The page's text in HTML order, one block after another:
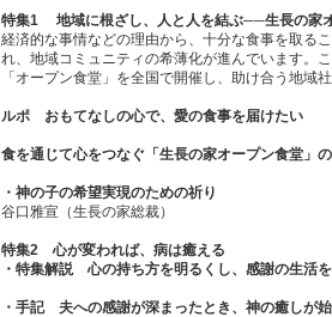
特集1 地域に根ざし、人と人を結ぶ──生長の家
経済的な事情などの理由から、十分な食事を取る
れ、地域コミュニティの希薄化が進んでいます。
「オープン食堂」を全国で開催し、助け合う地域
ルポ おもてなしの心で、愛の食事を届けたい
食を通じて心をつなぐ「生長の家オープン食堂」
・神の子の希望実現のための祈り
谷口雅宣（生長の家総裁）
特集2 心が変われば、病は癒える
・特集解説 心の持ち方を明るくし、感謝の生活
・手記 夫への感謝が深まったとき、神の癒しが